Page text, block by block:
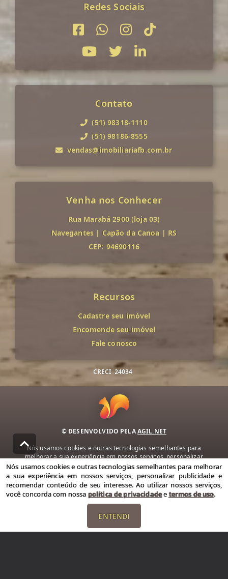
Redes Sociais
Contato
(51) 98318-1110
(51) 98186-8555
vendas@imobiliariafb.com.br
Venha nos Conhecer
Rua Marabá 2900 (loja 03)
Navegantes | Capão da Canoa | RS
CEP: 94690116
Recursos
Cadastre seu imóvel
Encomende seu imóvel
Fale conosco
CRECI 24034
© DESENVOLVIDO PELAAGIL.NET
Nós usamos cookies e outras tecnologias semelhantes para
melhorar a sua experiência em nossos serviços, personalizar
publicidade e recomendar conteúdo de seu interesse. Ao utilizar
nossos serviços, você concorda com nossa política de privacidade e
termos de uso.
Política de Privacidade Termos de uso
Nós usamos cookies e outras tecnologias semelhantes para melhorar
a sua experiência em nossos serviços, personalizar publicidade e
recomendar conteúdo de seu interesse. Ao utilizar nossos serviços,
você concorda com nossa política de privacidadeetermos de uso.
ENTENDI